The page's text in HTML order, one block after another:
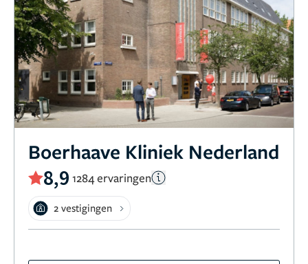
Boerhaave Kliniek Nederland
8,9 1284 ervaringen
2 vestigingen